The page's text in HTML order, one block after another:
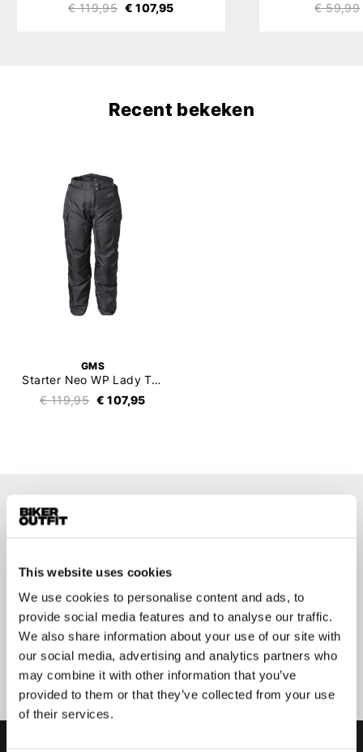
This website uses cookies
We use cookies to personalise content and ads, to
provide social media features and to analyse our traffic.
We also share information about your use of our site with
our social media, advertising and analytics partners who
may combine it with other information that you’ve
provided to them or that they’ve collected from your use
of their services.
€ 119,95 € 107,95
€ 59,99
Recent bekeken
GMS
Starter Neo WP Lady Trousers
€ 119,95 € 107,95
Aanmelden